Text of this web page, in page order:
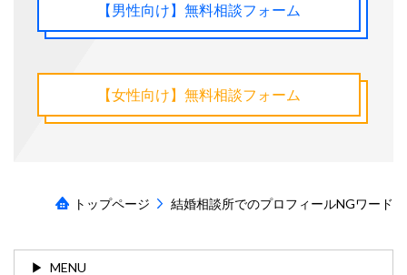
【男性向け】無料相談フォーム
【女性向け】無料相談フォーム
トップページ 結婚相談所でのプロフィールNGワード
MENU